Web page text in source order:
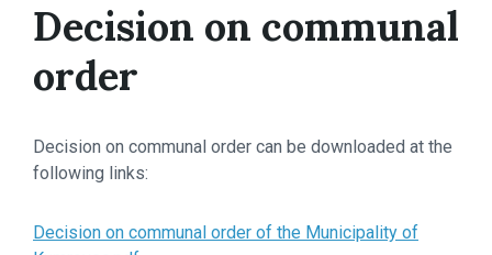
Decision on communal
order
Decision on communal order can be downloaded at the
following links:
Decision on communal order of the Municipality of